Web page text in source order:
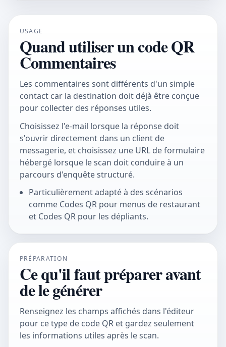
USAGE
Quand utiliser un code QR
Commentaires
Les commentaires sont différents d'un simple
contact car la destination doit déjà être conçue
pour collecter des réponses utiles.
Choisissez l'e-mail lorsque la réponse doit
s'ouvrir directement dans un client de
messagerie, et choisissez une URL de formulaire
hébergé lorsque le scan doit conduire à un
parcours d'enquête structuré.
Particulièrement adapté à des scénarios
comme Codes QR pour menus de restaurant
et Codes QR pour les dépliants.
PRÉPARATION
Ce qu'il faut préparer avant
de le générer
Renseignez les champs affichés dans l'éditeur
pour ce type de code QR et gardez seulement
les informations utiles après le scan.